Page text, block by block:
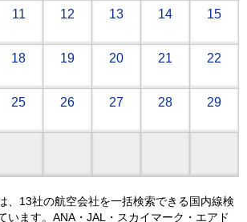
11 12 13 14 15
18 19 20 21 22
25 26 27 28 29
、13社の航空会社を一括検索できる国内線検
います。ANA・JAL・スカイマーク・エアド